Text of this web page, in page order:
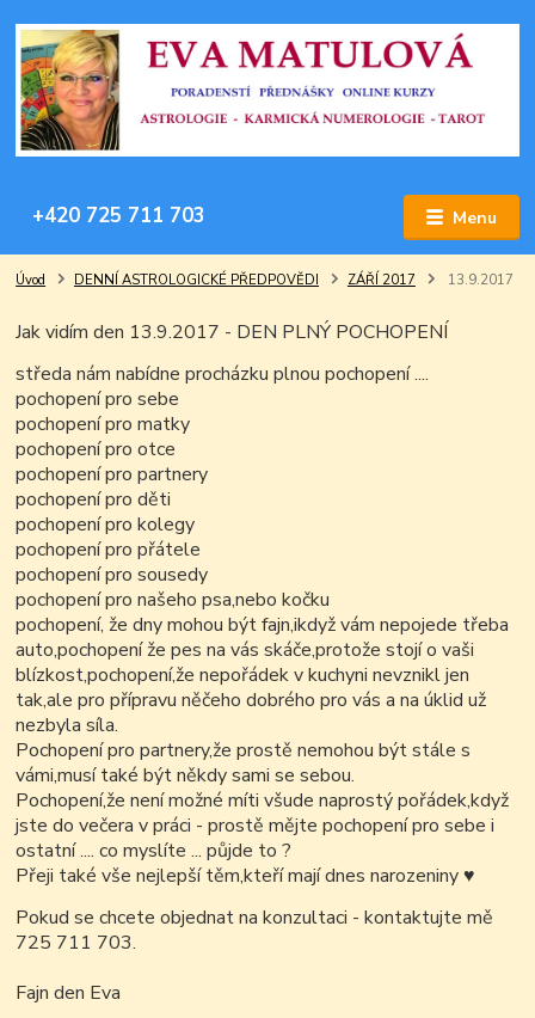
Menu
+420 725 711 703
Úvod DENNÍ ASTROLOGICKÉ PŘEDPOVĚDI ZÁŘÍ 2017 13.9.2017
Jak vidím den 13.9.2017 - DEN PLNÝ POCHOPENÍ
středa nám nabídne procházku plnou pochopení ....
pochopení pro sebe
pochopení pro matky
pochopení pro otce
pochopení pro partnery
pochopení pro děti
pochopení pro kolegy
pochopení pro přátele
pochopení pro sousedy
pochopení pro našeho psa,nebo kočku
pochopení, že dny mohou být fajn,ikdyž vám nepojede třeba
auto,pochopení že pes na vás skáče,protože stojí o vaši
blízkost,pochopení,že nepořádek v kuchyni nevznikl jen
tak,ale pro přípravu něčeho dobrého pro vás a na úklid už
nezbyla síla.
Pochopení pro partnery,že prostě nemohou být stále s
vámi,musí také být někdy sami se sebou.
Pochopení,že není možné míti všude naprostý pořádek,když
jste do večera v práci - prostě mějte pochopení pro sebe i
ostatní .... co myslíte ... půjde to ?
Přeji také vše nejlepší těm,kteří mají dnes narozeniny♥
Pokud se chcete objednat na konzultaci - kontaktujte mě
725 711 703.
Fajn den Eva